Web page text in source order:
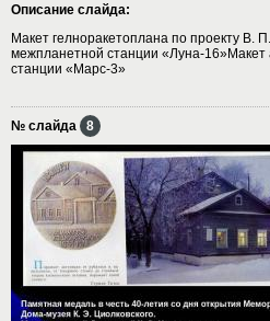
Описание слайда:
Макет гелноракетоплана по проекту В.
межпланетной станции «Луна-16»Макет
станции «Марс-3»
№ слайда 8